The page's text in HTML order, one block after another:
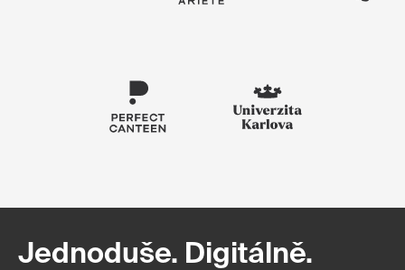
Jednoduše. Digitálně.